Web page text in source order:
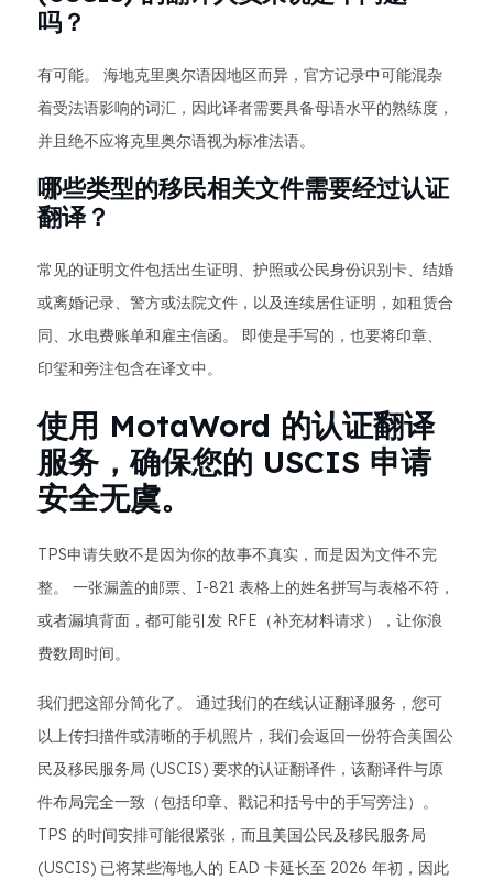
吗？
有可能。 海地克里奥尔语因地区而异，官方记录中可能混杂
着受法语影响的词汇，因此译者需要具备母语水平的熟练度，
并且绝不应将克里奥尔语视为标准法语。
哪些类型的移民相关文件需要经过认证
翻译？
常见的证明文件包括出生证明、护照或公民身份识别卡、结婚
或离婚记录、警方或法院文件，以及连续居住证明，如租赁合
同、水电费账单和雇主信函。 即使是手写的，也要将印章、
印玺和旁注包含在译文中。
使用 MotaWord 的认证翻译
服务，确保您的 USCIS 申请
安全无虞。
TPS申请失败不是因为你的故事不真实，而是因为文件不完
整。 一张漏盖的邮票、I-821 表格上的姓名拼写与表格不符，
或者漏填背面，都可能引发 RFE（补充材料请求），让你浪
费数周时间。
我们把这部分简化了。 通过我们的在线认证翻译服务，您可
以上传扫描件或清晰的手机照片，我们会返回一份符合美国公
民及移民服务局 (USCIS) 要求的认证翻译件，该翻译件与原
件布局完全一致（包括印章、戳记和括号中的手写旁注）。
TPS 的时间安排可能很紧张，而且美国公民及移民服务局
(USCIS) 已将某些海地人的 EAD 卡延长至 2026 年初，因此